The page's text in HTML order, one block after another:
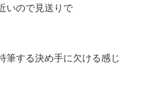
いので見送りで
筆する決め手に欠ける感じ